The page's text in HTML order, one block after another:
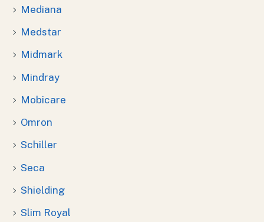
Mediana
Medstar
Midmark
Mindray
Mobicare
Omron
Schiller
Seca
Shielding
Slim Royal